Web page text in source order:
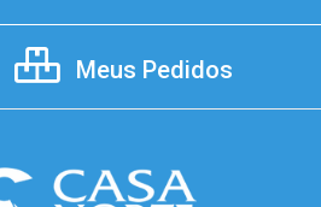
Meus Pedidos